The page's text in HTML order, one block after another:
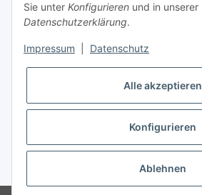
Vertrag widerrufen
* Alle Preise inkl. gesetzlicher USt., zzgl.Versand
Sie unter Konfigurieren und in unserer
Datenschutzerklärung.
Impressum Datenschutz
Alle akzeptieren
Konfigurieren
Ablehnen